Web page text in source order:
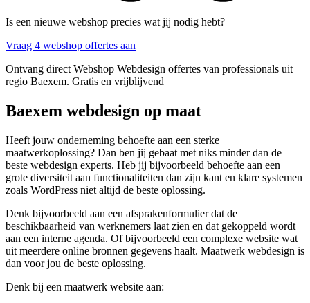
Is een nieuwe webshop precies wat jij nodig hebt?
Vraag 4 webshop offertes aan
Ontvang direct Webshop Webdesign offertes van professionals uit
regio Baexem. Gratis en vrijblijvend
Baexem webdesign op maat
Heeft jouw onderneming behoefte aan een sterke
maatwerkoplossing? Dan ben jij gebaat met niks minder dan de
beste webdesign experts. Heb jij bijvoorbeeld behoefte aan een
grote diversiteit aan functionaliteiten dan zijn kant en klare systemen
zoals WordPress niet altijd de beste oplossing.
Denk bijvoorbeeld aan een afsprakenformulier dat de
beschikbaarheid van werknemers laat zien en dat gekoppeld wordt
aan een interne agenda. Of bijvoorbeeld een complexe website wat
uit meerdere online bronnen gegevens haalt. Maatwerk webdesign is
dan voor jou de beste oplossing.
Denk bij een maatwerk website aan: